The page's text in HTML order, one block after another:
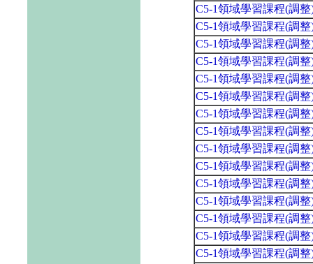
C5-1領域學習課程(調
C5-1領域學習課程(調
C5-1領域學習課程(調
C5-1領域學習課程(調
C5-1領域學習課程(調
C5-1領域學習課程(調
C5-1領域學習課程(調
C5-1領域學習課程(調
C5-1領域學習課程(調
C5-1領域學習課程(調
C5-1領域學習課程(調
C5-1領域學習課程(調
C5-1領域學習課程(調
C5-1領域學習課程(調
C5-1領域學習課程(調